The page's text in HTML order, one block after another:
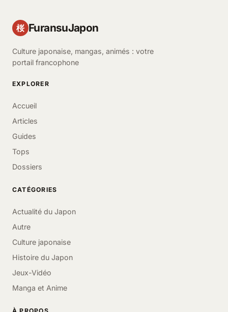
桜 FuransuJapon
Culture japonaise, mangas, animés : votre
portail francophone
EXPLORER
Accueil
Articles
Guides
Tops
Dossiers
CATÉGORIES
Actualité du Japon
Autre
Culture japonaise
Histoire du Japon
Jeux-Vidéo
Manga et Anime